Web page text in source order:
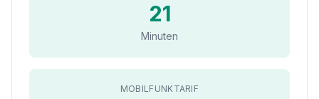
21
Minuten
MOBILFUNKTARIF